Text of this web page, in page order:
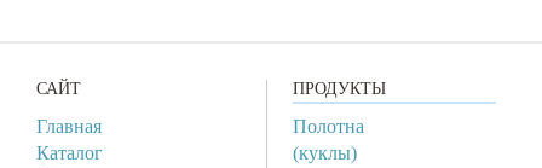
САЙТ
Главная
Каталог
ПРОДУКТЫ
Полотна
(куклы)